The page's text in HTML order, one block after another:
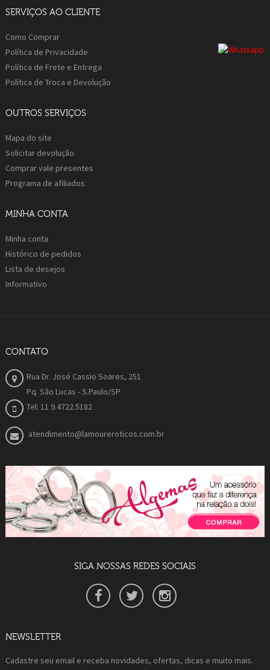
SERVIÇOS AO CLIENTE
Como Comprar
Política de Privacidade
Política de Frete e Entrega
Política de Troca e Devolução
OUTROS SERVIÇOS
Mapa do site
Solicitar devolução
Comprar vale presentes
Programa de afiliados
MINHA CONTA
Minha conta
Histórico de pedidos
Lista de desejos
Informativo
CONTATO
Rua Dr. José Cassio Soares, 251
Pq. São Lucas - S.Paulo/SP
Tel: 11 9.4722.5182
atendimento@lamoureroticos.com.br
SIGA NOSSAS REDES SOCIAIS
NEWSLETTER
Cadastre seu email e receba novidades, ofertas, dicas e muito mais.